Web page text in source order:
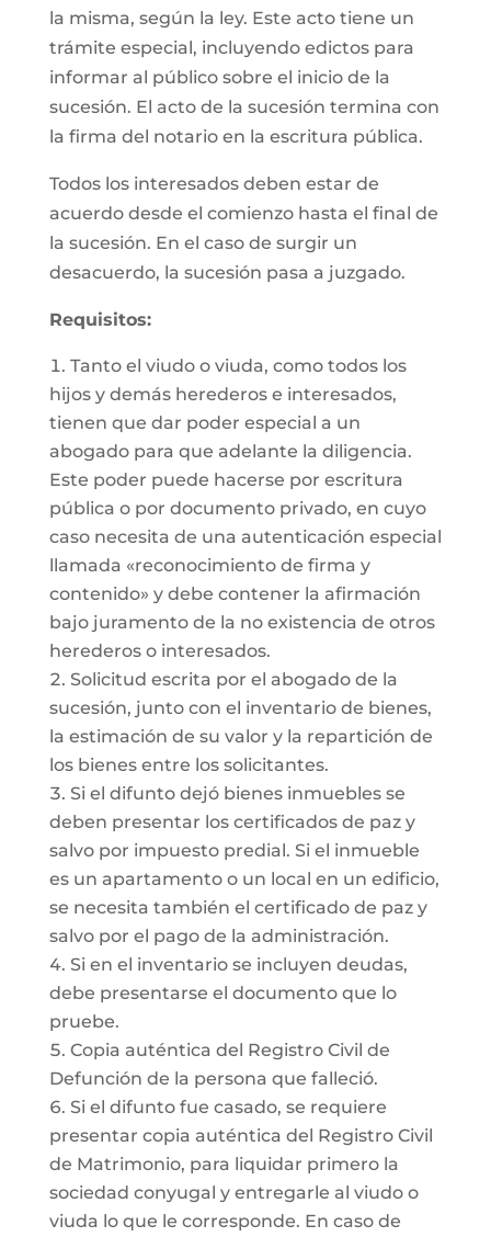
la misma, según la ley. Este acto tiene un
trámite especial, incluyendo edictos para
informar al público sobre el inicio de la
sucesión. El acto de la sucesión termina con
la firma del notario en la escritura pública.
Todos los interesados deben estar de
acuerdo desde el comienzo hasta el final de
la sucesión. En el caso de surgir un
desacuerdo, la sucesión pasa a juzgado.
Requisitos:
Tanto el viudo o viuda, como todos los
hijos y demás herederos e interesados,
tienen que dar poder especial a un
abogado para que adelante la diligencia.
Este poder puede hacerse por escritura
pública o por documento privado, en cuyo
caso necesita de una autenticación especial
llamada «reconocimiento de firma y
contenido» y debe contener la afirmación
bajo juramento de la no existencia de otros
herederos o interesados.
Solicitud escrita por el abogado de la
sucesión, junto con el inventario de bienes,
la estimación de su valor y la repartición de
los bienes entre los solicitantes.
Si el difunto dejó bienes inmuebles se
deben presentar los certificados de paz y
salvo por impuesto predial. Si el inmueble
es un apartamento o un local en un edificio,
se necesita también el certificado de paz y
salvo por el pago de la administración.
Si en el inventario se incluyen deudas,
debe presentarse el documento que lo
pruebe.
Copia auténtica del Registro Civil de
Defunción de la persona que falleció.
Si el difunto fue casado, se requiere
presentar copia auténtica del Registro Civil
de Matrimonio, para liquidar primero la
sociedad conyugal y entregarle al viudo o
viuda lo que le corresponde. En caso de